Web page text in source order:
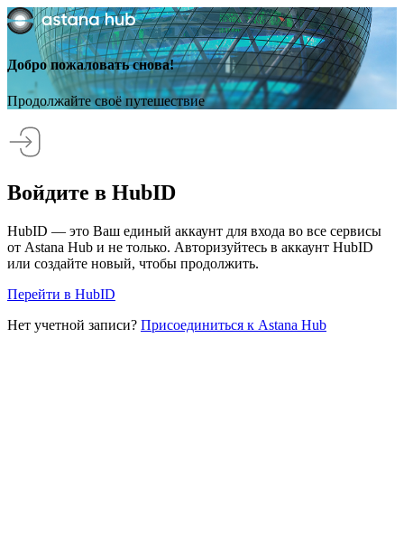
Добро пожаловать снова!
Продолжайте своё путешествие
Войдите в HubID
HubID — это Ваш единый аккаунт для входа во все сервисы
от Astana Hub и не только. Авторизуйтесь в аккаунт HubID
или создайте новый, чтобы продолжить.
Перейти в HubID
Нет учетной записи? Присоединиться к Astana Hub